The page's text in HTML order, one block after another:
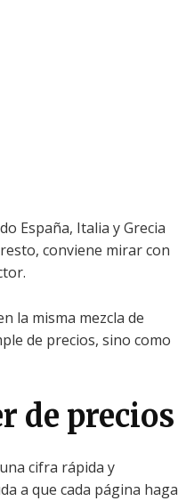
España, Italia y Grecia
conviene mirar con
la misma mezcla de
de precios, sino como
de precios
cifra rápida y
a que cada página haga